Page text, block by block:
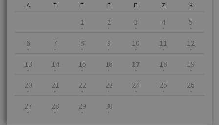
Δ Τ Τ
1
Π
2
Π
3
Σ
4
Κ
5
6 7 8 9 10 11 12
13 14 15 16 17 18 19
20 21 22 23 24 25 26
27 28 29 30